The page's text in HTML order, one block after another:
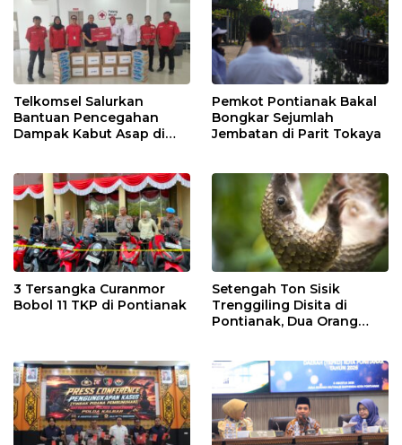
Telkomsel Salurkan
Bantuan Pencegahan
Dampak Kabut Asap di
Pemkot Pontianak Bakal
Bongkar Sejumlah
Jembatan di Parit Tokaya
3 Tersangka Curanmor
Bobol 11 TKP di Pontianak
Setengah Ton Sisik
Trenggiling Disita di
Pontianak, Dua Orang